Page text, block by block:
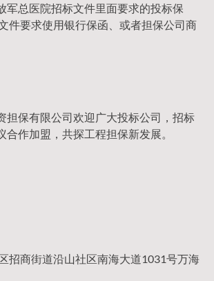
军总医院招标文件里面要求的投标保
件要求使用银行保函、或者担保公司商
担保有限公司欢迎广大投标公司，招标
合作加盟，共探工程担保新发展。
招商街道沿山社区南海大道1031号万海